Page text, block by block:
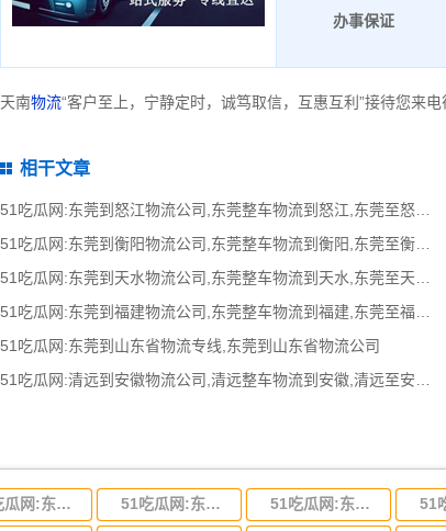
办事保证
天南物流“客户至上，宁静定时，诚笃取信，互惠互利”接待您来电
相干文章
51吃瓜网:东莞到怒江物流公司,东莞整车物流到怒江,东莞至怒江物流专线 - 天南
51吃瓜网:东莞到衡阳物流公司,东莞整车物流到衡阳,东莞至衡阳物流专线 - 天南
51吃瓜网:东莞到福建物流公司,东莞整车物流到福建,东莞至福建物流专线 - 天南
51吃瓜网:东莞到山东省物流专线,东莞到山东省物流公司
51吃瓜网:东莞到河南省物流专线,东莞到河南省物流公司 51吃瓜网:东莞到湖南省物流专线,东莞到湖南省物流公司 51吃瓜网:东莞到河北省物流专线,东莞到河北省物流公司